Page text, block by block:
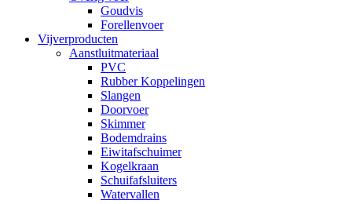
Goudvis
Forellenvoer
Vijverproducten
Aanstluitmateriaal
PVC
Rubber Koppelingen
Slangen
Doorvoer
Skimmer
Bodemdrains
Eiwitafschuimer
Kogelkraan
Schuifafsluiters
Watervallen